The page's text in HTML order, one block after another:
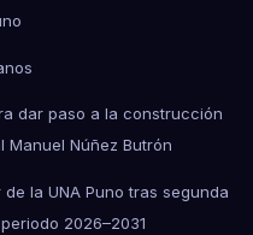
dar paso a la construcción
Manuel Núñez Butrón
la UNA Puno tras segunda
2026–2031